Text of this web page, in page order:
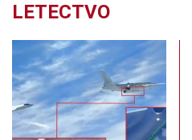
LETECTVO